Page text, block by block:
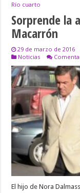
Río cuarto
Sorprende la
Macarrón
29 de marzo de 2016
Noticias
El hijo de Nora